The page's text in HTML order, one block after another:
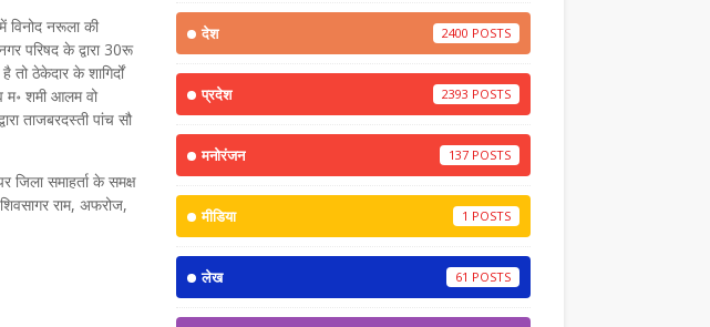
विनोद नरूला की
परिषद के द्वारा 30रू
ठेकेदार के शागिर्दों
म॰ शमी आलम वो
ताजबरदस्ती पांच सौ
समाहर्ता के समक्ष
राम, अफरोज,
देश 2400
प्रदेश 2393
मनोरंजन 137
मीडिया 1
लेख 61